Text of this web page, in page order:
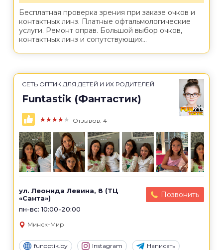
Бесплатная проверка зрения при заказе очков и
контактных линз. Платные офтальмологические
услуги. Ремонт оправ. Большой выбор очков,
контактных линз и сопутствующих...
СЕТЬ ОПТИК ДЛЯ ДЕТЕЙ И ИХ РОДИТЕЛЕЙ
Funtastik (Фантастик)
★★★★★ Отзывов: 4
ул. Леонида Левина, 8 (ТЦ
«Санта»)
пн-вс: 10:00-20:00
Позвонить
Минск-Мир
funoptik.by Instagram Написать